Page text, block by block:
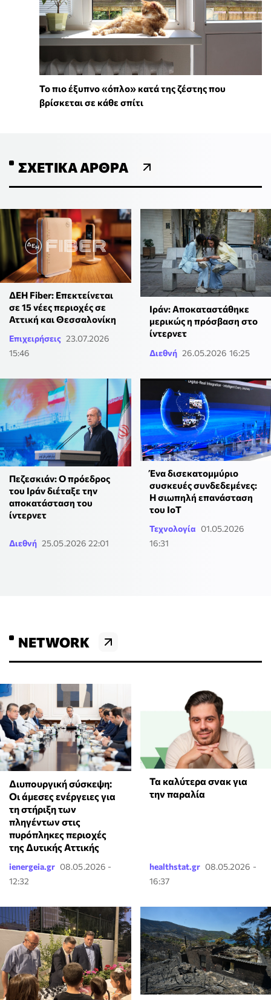
To πιο έξυπνο «όπλο» κατά της ζέστης που
βρίσκεται σε κάθε σπίτι
ΣΧΕΤΙΚΆ ΆΡΘΡΑ
ΔΕΗ Fiber: Επεκτείνεται
σε 15 νέες περιοχές σε
Αττική και Θεσσαλονίκη
Επιχειρήσεις 23.07.2026
15:46
Ιράν: Αποκαταστάθηκε
μερικώς η πρόσβαση στο
ίντερνετ
Διεθνή 26.05.2026 16:25
Πεζεσκιάν: Ο πρόεδρος
του Ιράν διέταξε την
αποκατάσταση του
ίντερνετ
Διεθνή 25.05.2026 22:01
Ένα δισεκατομμύριο
συσκευές συνδεδεμένες:
Η σιωπηλή επανάσταση
του IoT
Τεχνολογία 01.05.2026
16:31
NETWORK
Διυπουργική σύσκεψη:
Οι άμεσες ενέργειες για
τη στήριξη των
πληγέντων στις
πυρόπληκες περιοχές
της Δυτικής Αττικής
ienergeia.gr 08.05.2026 -
12:32
Τα καλύτερα σνακ για
την παραλία
healthstat.gr 08.05.2026 -
16:37